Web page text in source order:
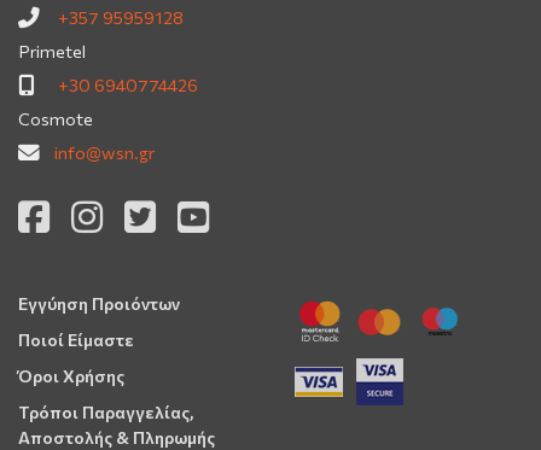
+357 95959128
Primetel
+30 6940774426
Cosmote
info@wsn.gr
Εγγύηση Προιόντων
Ποιοί Είμαστε
Όροι Χρήσης
Τρόποι Παραγγελίας,
Αποστολής & Πληρωμής